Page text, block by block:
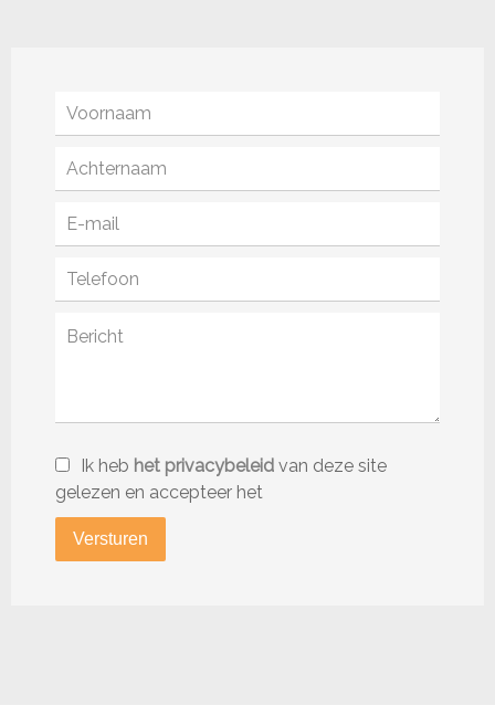
Ik heb het privacybeleid van deze site
gelezen en accepteer het
Versturen